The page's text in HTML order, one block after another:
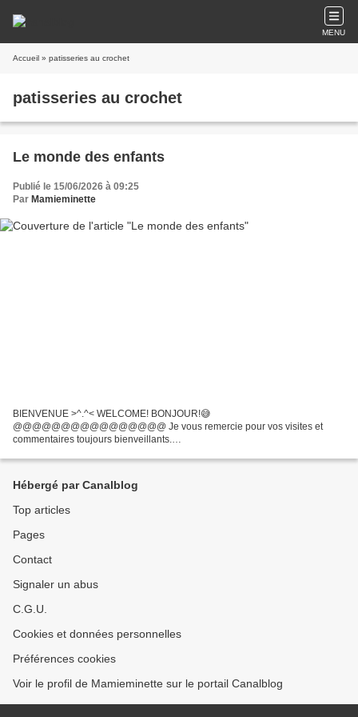
MENU
Accueil » patisseries au crochet
patisseries au crochet
Le monde des enfants
Publié le 15/06/2026 à 09:25
Par Mamieminette
BIENVENUE >^.^< WELCOME! BONJOUR!😅
@@@@@@@@@@@@@@@@ Je vous remercie pour vos visites et
commentaires toujours bienveillants.
sommes à nouveau le 15 du mois, c'est le jour du rendez-vous chez Rachel
Hébergé par Canalblog
Top articles
Pages
Contact
Signaler un abus
C.G.U.
Cookies et données personnelles
Préférences cookies
Voir le profil de Mamieminette sur le portail Canalblog